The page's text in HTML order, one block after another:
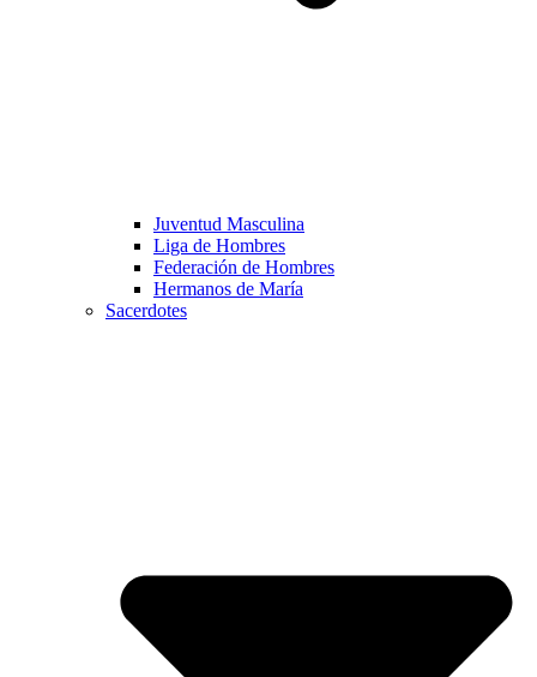
Juventud Masculina
Liga de Hombres
Federación de Hombres
Hermanos de María
Sacerdotes